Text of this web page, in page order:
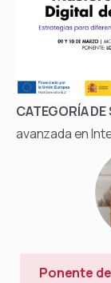
CATEGORÍA
avanzada en
Ponente